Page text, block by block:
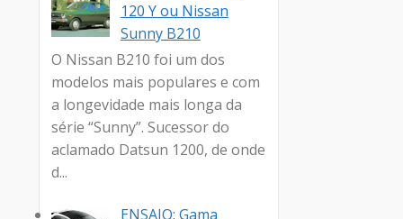
120 Y ou Nissan
Sunny B210
O Nissan B210 foi um dos
modelos mais populares e com
a longevidade mais longa da
série “Sunny”. Sucessor do
aclamado Datsun 1200, de onde
d...
ENSAIO: Gama